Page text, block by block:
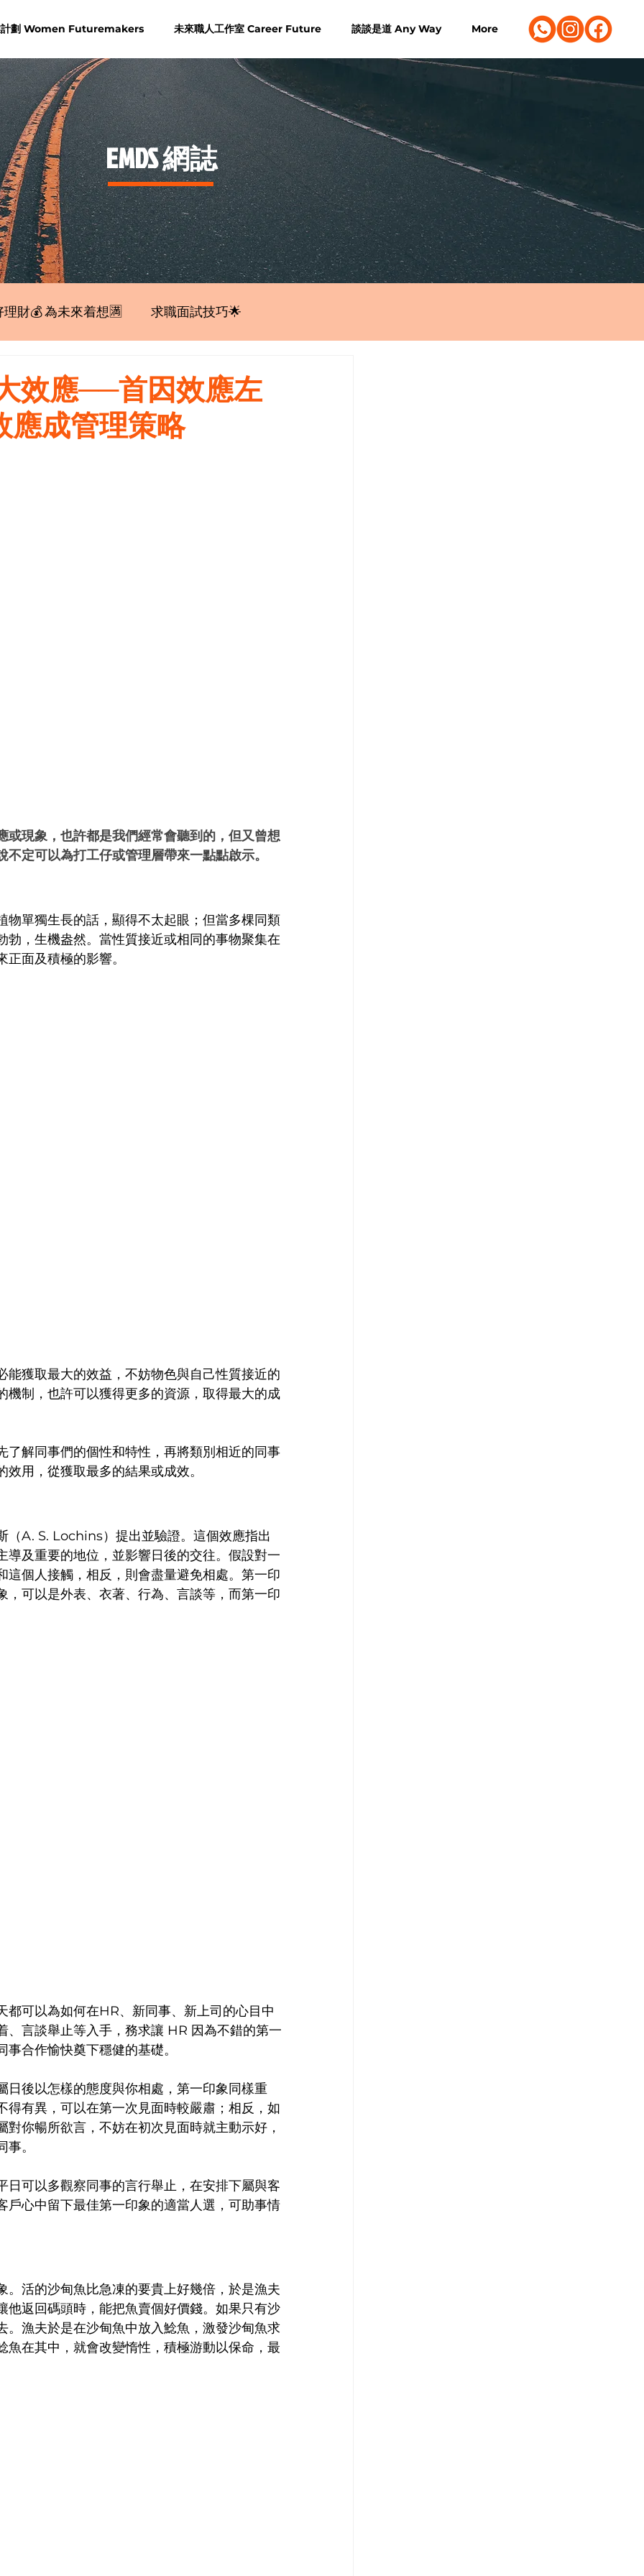
計劃 Women Futuremakers 未來職人工作室 Career Future 談談是道 Any Way More
​EMDS 網誌
理財💰 為未來着想🈵 求職面試技巧🌟
效應──首因效應左
應成管理策略
或現象，也許都是我們經常會聽到的，但又曾想
定可以為打工仔或管理層帶來一點點啟示。
物單獨生長的話，顯得不太起眼；但當多棵同類
，生機盎然。當性質接近或相同的事物聚集在
面及積極的影響。
能獲取最大的效益，不妨物色與自己性質接近的
機制，也許可以獲得更多的資源，取得最大的成
了解同事們的個性和特性，再將類別相近的同事
用，從獲取最多的結果或成效。
（A. S. Lochins）提出並驗證。這個效應指出
及重要的地位，並影響日後的交往。假設對一
個人接觸，相反，則會盡量避免相處。第一印
可以是外表、衣著、行為、言談等，而第一印
都可以為如何在HR、新同事、新上司的心目中
、言談舉止等入手，務求讓 HR 因為不錯的第一
合作愉快奠下穩健的基礎。
日後以怎樣的態度與你相處，第一印象同樣重
有異，可以在第一次見面時較嚴肅；相反，如
你暢所欲言，不妨在初次見面時就主動示好，
。
可以多觀察同事的言行舉止，在安排下屬與客
戶心中留下最佳第一印象的適當人選，可助事情
活的沙甸魚比急凍的要貴上好幾倍，於是漁夫
返回碼頭時，能把魚賣個好價錢。如果只有沙
漁夫於是在沙甸魚中放入鯰魚，激發沙甸魚求
在其中，就會改變惰性，積極游動以保命，最